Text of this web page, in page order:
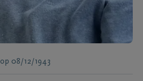
op 08/12/1943